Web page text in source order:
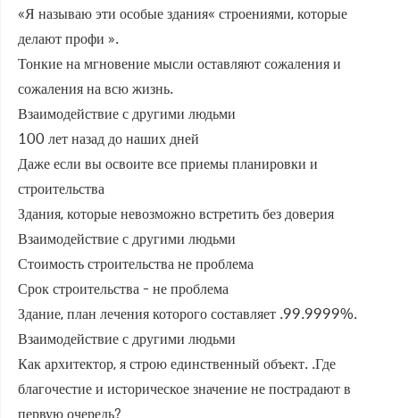
«Я называю эти особые здания« строениями, которые
делают профи ».
Тонкие на мгновение мысли оставляют сожаления и
сожаления на всю жизнь.
Взаимодействие с другими людьми
100 лет назад до наших дней
Даже если вы освоите все приемы планировки и
строительства
Здания, которые невозможно встретить без доверия
Взаимодействие с другими людьми
Стоимость строительства не проблема
Срок строительства - не проблема
Здание, план лечения которого составляет .99.9999%.
Взаимодействие с другими людьми
Как архитектор, я строю единственный объект. .Где
благочестие и историческое значение не пострадают в
первую очередь?